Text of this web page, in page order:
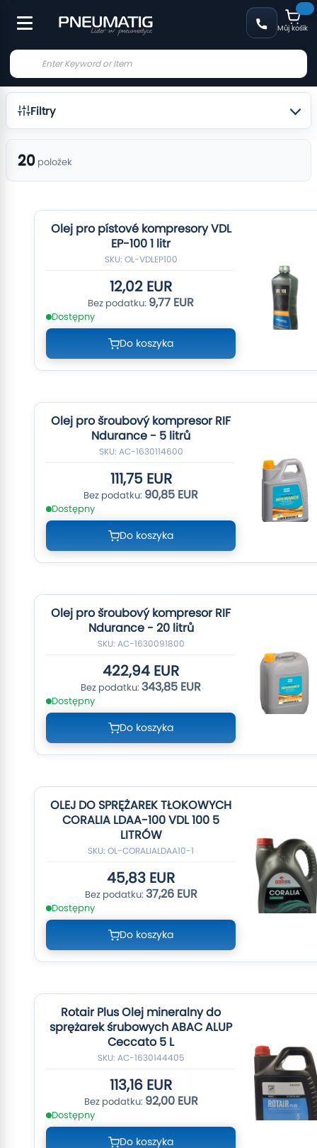
Můj košík
Filtry
20 položek
Olej pro pístové kompresory VDL
EP-100 1 litr
SKU: OL-VDLEP100
12,02 EUR
9,77 EUR
Dostępny
Do koszyka
Olej pro šroubový kompresor RIF
Ndurance - 5 litrů
SKU: AC-1630114600
111,75 EUR
90,85 EUR
Dostępny
Do koszyka
Olej pro šroubový kompresor RIF
Ndurance - 20 litrů
SKU: AC-1630091800
422,94 EUR
343,85 EUR
Dostępny
Do koszyka
OLEJ DO SPRĘŻAREK TŁOKOWYCH
CORALIA LDAA-100 VDL 100 5
LITRÓW
SKU: OL-CORALIALDAA10-1
45,83 EUR
37,26 EUR
Dostępny
Do koszyka
Rotair Plus Olej mineralny do
sprężarek śrubowych ABAC ALUP
Ceccato 5 L
SKU: AC-1630144405
113,16 EUR
92,00 EUR
Dostępny
Do koszyka